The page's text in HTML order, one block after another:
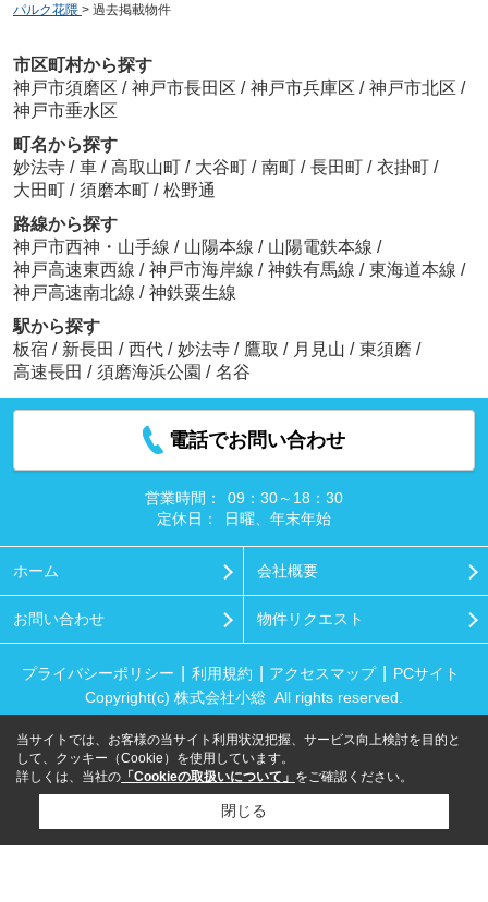
パルク花隈 > 過去掲載物件
市区町村から探す
神戸市須磨区 / 神戸市長田区 / 神戸市兵庫区 / 神戸市北区 /
神戸市垂水区
町名から探す
妙法寺 / 車 / 高取山町 / 大谷町 / 南町 / 長田町 / 衣掛町 /
大田町 / 須磨本町 / 松野通
路線から探す
神戸市西神・山手線 / 山陽本線 / 山陽電鉄本線 /
神戸高速東西線 / 神戸市海岸線 / 神鉄有馬線 / 東海道本線 /
神戸高速南北線 / 神鉄粟生線
駅から探す
板宿 / 新長田 / 西代 / 妙法寺 / 鷹取 / 月見山 / 東須磨 /
高速長田 / 須磨海浜公園 / 名谷
電話でお問い合わせ
営業時間：
09：30～18：30
定休日：
日曜、年末年始
ホーム 会社概要
お問い合わせ 物件リクエスト
プライバシーポリシー 利用規約 アクセスマップ
PCサイト
Copyright(c) 株式会社小総 All rights reserved.
当サイトでは、お客様の当サイト利用状況把握、サービス向上検討を目的と
して、クッキー（Cookie）を使用しています。
詳しくは、当社の 「Cookieの取扱いについて」 をご確認ください。
閉じる